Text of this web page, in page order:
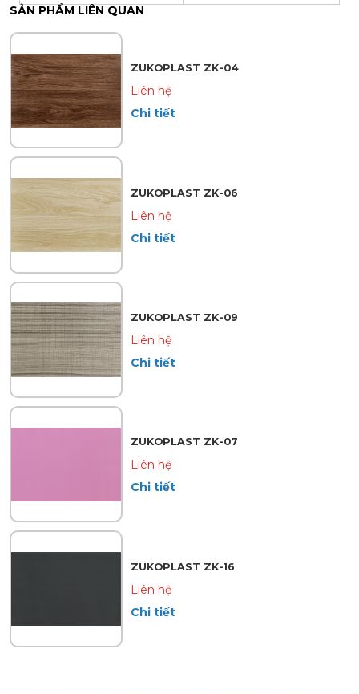
SẢN PHẨM LIÊN QUAN
ZUKOPLAST ZK-04
Liên hệ
Chi tiết
ZUKOPLAST ZK-06
Liên hệ
Chi tiết
ZUKOPLAST ZK-09
Liên hệ
Chi tiết
ZUKOPLAST ZK-07
Liên hệ
Chi tiết
ZUKOPLAST ZK-16
Liên hệ
Chi tiết